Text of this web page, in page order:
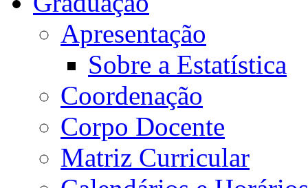
Apresentação
Sobre a Estatística
Coordenação
Corpo Docente
Matriz Curricular